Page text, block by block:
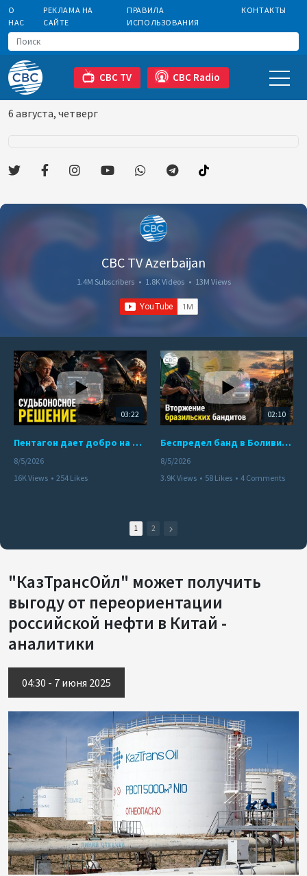
О
НАС
РЕКЛАМА НА
САЙТЕ
ПРАВИЛА
ИСПОЛЬЗОВАНИЯ
КОНТАКТЫ
CBC TV CBC Radio
6 августа, четверг
CBC TV Azerbaijan
1.4M Subscribers • 1.8K Videos • 13M Views
03:22
Пентагон дает добро на ядерный удар по противникам США
8/5/2026
16K Views • 254 Likes
02:10
Беспредел банд в Боливии. Расправы над наркоторговцами
8/5/2026
3.9K Views • 58 Likes • 4 Comments
1 2
"КазТрансОйл" может получить
выгоду от переориентации
российской нефти в Китай -
аналитики
04:30 - 7 июня 2025